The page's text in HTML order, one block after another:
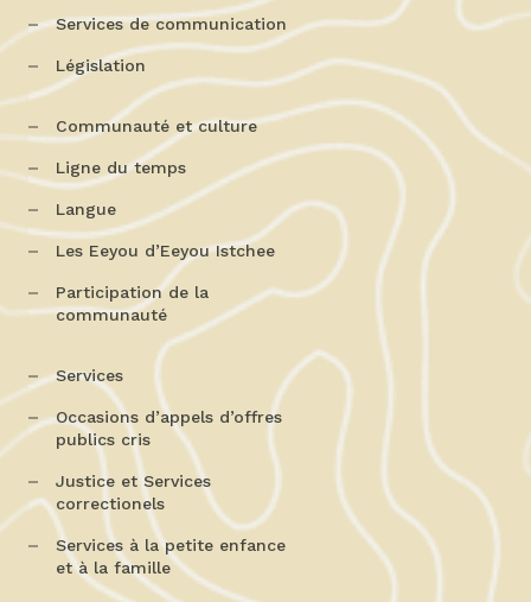
Services de communication
Législation
Communauté et culture
Ligne du temps
Langue
Les Eeyou d’Eeyou Istchee
Participation de la
communauté
Services
Occasions d’appels d’offres
publics cris
Justice et Services
correctionels
Services à la petite enfance
et à la famille